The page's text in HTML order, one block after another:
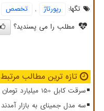
تگها:
رپورتاژ , تخصص
مطلب را می پسندید؟
تازه ترین مطالب مرتبط
سرقت کابل 150 میلیارد تومان خسارت زد
سه مدل جمینای به بازار آمدند